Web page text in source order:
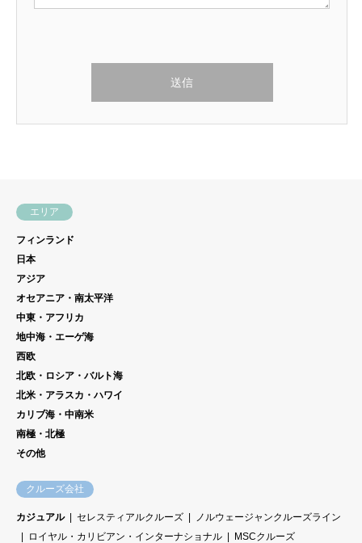
の
ま
ま
に
し
て
く
だ
エリア
フィンランド
日本
アジア
オセアニア・南太平洋
中東・アフリカ
地中海・エーゲ海
西欧
北欧・ロシア・バルト海
北米・アラスカ・ハワイ
カリブ海・中南米
南極・北極
その他
クルーズ会社
カジュアル セレスティアルクルーズ
ノルウェージャンクルーズライン
ロイヤル・カリビアン・インターナショナル
MSCクルーズ